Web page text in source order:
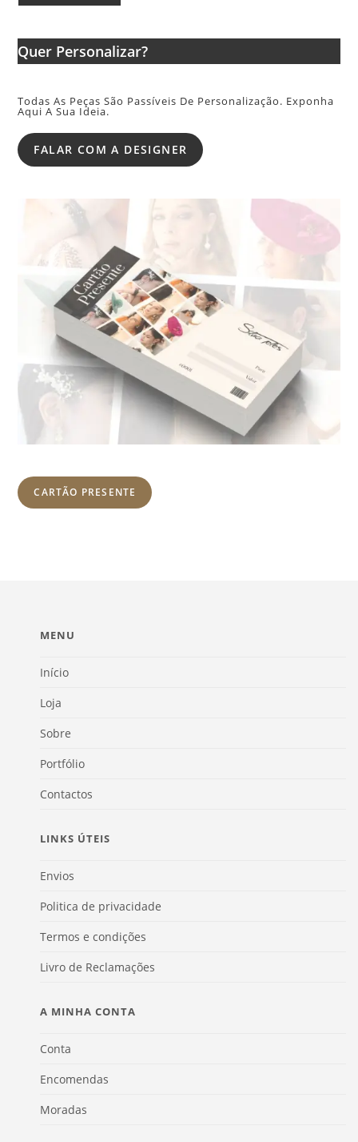
Quer Personalizar?
Todas As Peças São Passíveis De Personalização. Exponha
Aqui A Sua Ideia.
FALAR COM A DESIGNER
CARTÃO PRESENTE
MENU
Início
Loja
Sobre
Portfólio
Contactos
LINKS ÚTEIS
Envios
Politica de privacidade
Termos e condições
Livro de Reclamações
A MINHA CONTA
Conta
Encomendas
Moradas